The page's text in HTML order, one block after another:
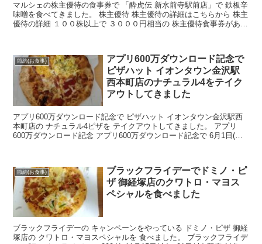
マルシェの株主優待の食事券で 「酔虎伝 新水前寺駅前店」で 鉄板辛
味噌を食べてきました。 株主優待 株主優待の詳細はこちらから 株主
優待の詳細 １００株以上で ３０００円相当の 株主優待食事券があた
節約(お食事)
アプリ600万ダウンロード記念で
ピザハット イオンタウン金沢駅
西本町店のナチュラル4をテイク
アウトしてきました
アプリ600万ダウンロード記念で ピザハット イオンタウン金沢駅西
本町店の ナチュラル4ピザを テイクアウトしてきました。 アプリ
600万ダウンロード記念 アプリ600万ダウンロード記念で 6月1日(月)
節約(お食事)
ブラックフライデーでドミノ・ピ
ザ 御経塚店のクワトロ・マヨス
ペシャルを食べました
ブラックフライデーの キャンペーンをやっている ドミノ・ピザ 御経
塚店の クワトロ・マヨスペシャルを 食べました。 ブラックフライデ